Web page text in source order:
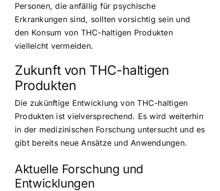
Personen, die anfällig für psychische
Erkrankungen sind, sollten vorsichtig sein und
den Konsum von THC-haltigen Produkten
vielleicht vermeiden.
Zukunft von THC-haltigen
Produkten
Die zukünftige Entwicklung von THC-haltigen
Produkten ist vielversprechend. Es wird weiterhin
in der medizinischen Forschung untersucht und es
gibt bereits neue Ansätze und Anwendungen.
Aktuelle Forschung und
Entwicklungen